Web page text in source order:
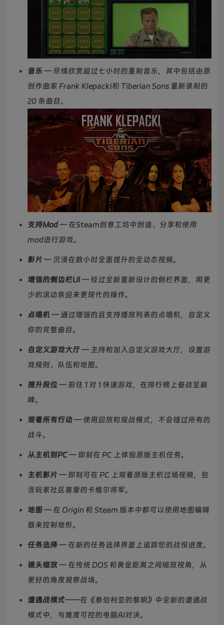
音乐 — 尽情欣赏超过七小时的重制音乐，其中包括由原
创作曲家 Frank Klepacki和 Tiberian Sons 重新录制的
20 条曲目。
支持Mod— 在Steam创意工坊中创造、分享和使用
mod进行游戏。
影片— 沉浸在数小时全面提升的全动态视频。
增强的侧边栏UI— 经过全新重新设计的侧栏界面，用更
少的滚动条迎来更现代的操作。
点唱机— 通过增强的且支持播放列表的点唱机，自定义
你的完整曲目。
自定义游戏大厅— 主持和加入自定义游戏大厅，设置游
戏规则、队伍和地图。
提升段位— 前往 1 对 1 快速游戏，在排行榜上奋战至巅
峰。
观看所有行动— 使用回放和观战模式，不会错过所有的
战斗。
从主机到PC— 即刻在 PC 上体验原版主机任务。
主机影片— 即刻可在 PC 上观看原版主机过场视频，包
含玩家社区喜爱的卡维尔将军。
地图— 在 Origin 和 Steam 版本中都可以使用地图编辑
器来控制地形。
任务选择— 在新的任务选择界面上追踪您的战役进度。
镜头缩放— 在传统 DOS 和黄金距离之间缩放视角，从
更好的角度观察战场。
遭遇战模式——在《泰伯利亚的黎明》中全新的遭遇战
模式中，与难度可控的电脑AI对决。